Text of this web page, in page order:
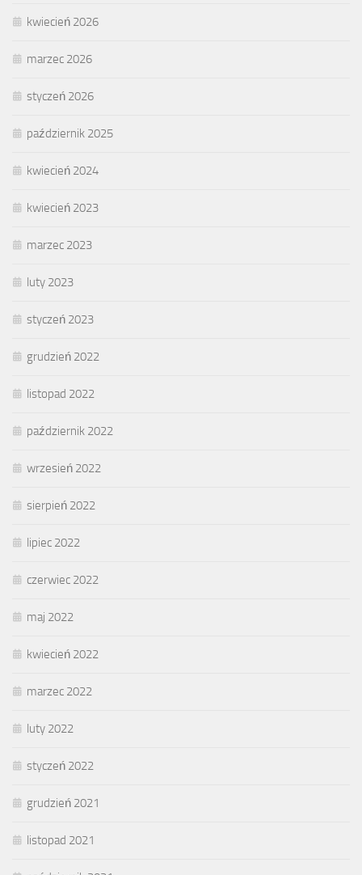
kwiecień 2026
marzec 2026
styczeń 2026
październik 2025
kwiecień 2024
kwiecień 2023
marzec 2023
luty 2023
styczeń 2023
grudzień 2022
listopad 2022
październik 2022
wrzesień 2022
sierpień 2022
lipiec 2022
czerwiec 2022
maj 2022
kwiecień 2022
marzec 2022
luty 2022
styczeń 2022
grudzień 2021
listopad 2021